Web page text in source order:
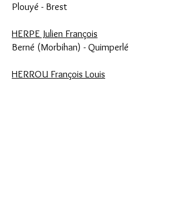
Plouyé - Brest
HERPE Julien François
Berné (Morbihan) - Quimperlé
HERROU François Louis